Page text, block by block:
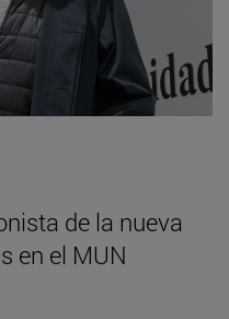
de la nueva
en el MUN